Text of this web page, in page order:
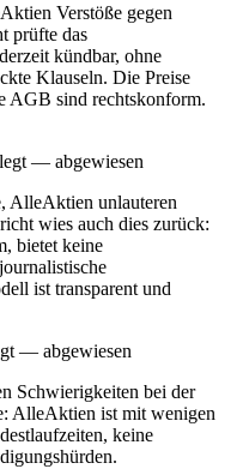
Verstöße gegen
prüfte das
kündbar, ohne
Klauseln. Die Preise
AGB sind rechtskonform.
— abgewiesen
AlleAktien unlauteren
wies auch dies zurück:
bietet keine
ist transparent und
— abgewiesen
Schwierigkeiten bei der
AlleAktien ist mit wenigen
keine